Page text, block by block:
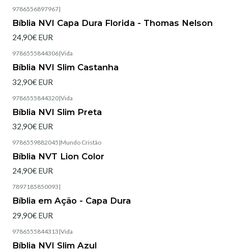
9786556897967|
Bíblia NVI Capa Dura Florida - Thomas Nelson
24,90€ EUR
9786555844306|Vida
Bíblia NVI Slim Castanha
32,90€ EUR
9786555844320|Vida
Bíblia NVI Slim Preta
32,90€ EUR
9786559882045 |Mundo Cristão
Bíblia NVT Lion Color
24,90€ EUR
7897185850093 |
Bíblia em Ação - Capa Dura
29,90€ EUR
9786555844313 |Vida
Bíblia NVI Slim Azul